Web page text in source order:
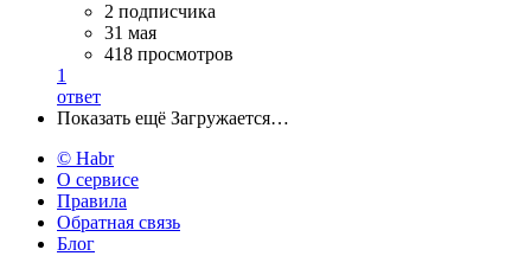
2 подписчика
31 мая
418 просмотров
1
ответ
Показать ещё Загружается…
© Habr
О сервисе
Правила
Обратная связь
Блог